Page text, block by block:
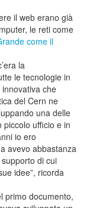
il web erano già
le reti come
come il
la
le tecnologie in
che
del Cern ne
una delle
piccolo ufficio e in
io ero
avevo abbastanza
di cui
idee”, ricorda
primo documento,